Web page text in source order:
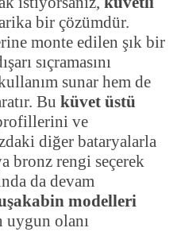
bir çözümdür.
monte edilen şık bir
sıçramasını
sunar hem de
Bu küvet üstü
ve
diğer bataryalarla
bronz rengi seçerek
da devam
modelleri
uygun olanı